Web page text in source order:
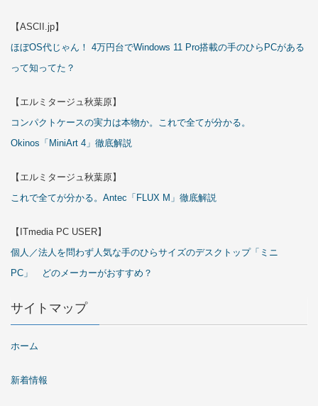
【ASCII.jp】
ほぼOS代じゃん！ 4万円台でWindows 11 Pro搭載の手のひらPCがある
って知ってた？
【エルミタージュ秋葉原】
コンパクトケースの実力は本物か。これで全てが分かる。
Okinos「MiniArt 4」徹底解説
【エルミタージュ秋葉原】
これで全てが分かる。Antec「FLUX M」徹底解説
【ITmedia PC USER】
個人／法人を問わず人気な手のひらサイズのデスクトップ「ミニ
PC」 どのメーカーがおすすめ？
サイトマップ
ホーム
新着情報